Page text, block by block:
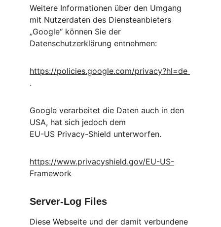
Weitere Informationen über den Umgang
mit Nutzerdaten des Diensteanbieters
„Google“ können Sie der
Datenschutzerklärung entnehmen:
https://policies.google.com/privacy?hl=de
.
Google verarbeitet die Daten auch in den
USA, hat sich jedoch dem
EU-US Privacy-Shield unterworfen.
https://www.privacyshield.gov/EU-US-
Framework
Server-Log Files
Diese Webseite und der damit verbundene